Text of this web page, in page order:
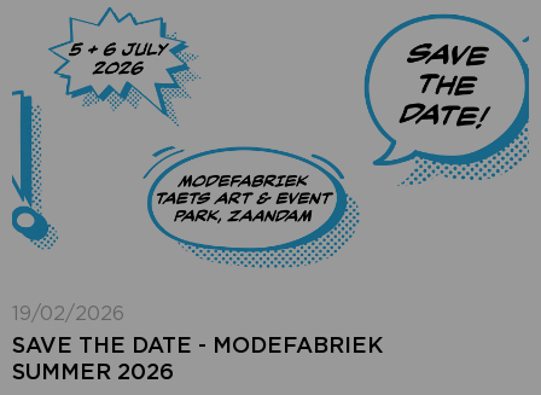
19/02/2026
SAVE THE DATE - MODEFABRIEK
SUMMER 2026